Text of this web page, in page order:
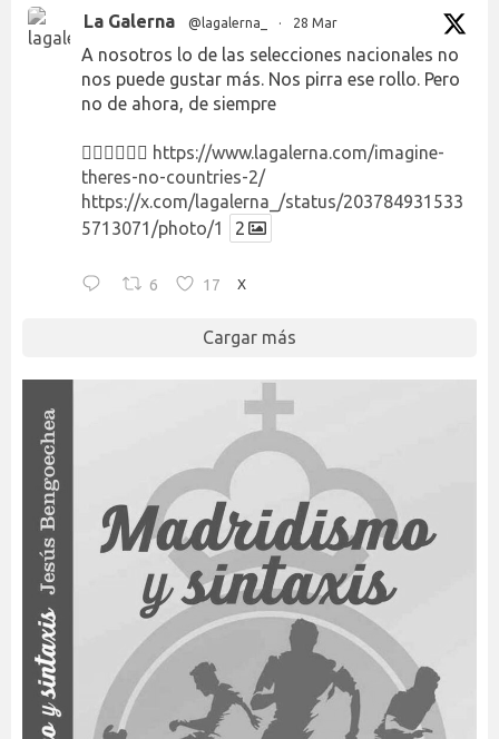
La Galerna @lagalerna_ · 28 Mar
A nosotros lo de las selecciones nacionales no
nos puede gustar más. Nos pirra ese rollo. Pero
no de ahora, de siempre
👉🏻👉🏻👉🏻 https://www.lagalerna.com/imagine-
theres-no-countries-2/
https://x.com/lagalerna_/status/203784931533
5713071/photo/1
2
6 17 X
Cargar más